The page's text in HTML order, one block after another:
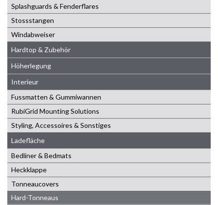
Splashguards & Fenderflares
Stossstangen
Windabweiser
Hardtop & Zubehör
Höherlegung
Interieur
Fussmatten & Gummiwannen
RubiGrid Mounting Solutions
Styling, Accessoires & Sonstiges
Ladefläche
Bedliner & Bedmats
Heckklappe
Tonneaucovers
Hard-Tonneaus